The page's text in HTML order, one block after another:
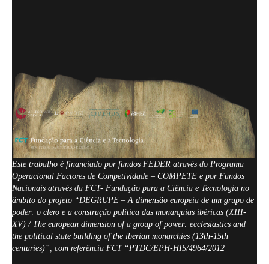
Este trabalho é financiado por fundos FEDER através do Programa
Operacional Factores de Competividade – COMPETE e por Fundos
Nacionais através da FCT- Fundação para a Ciência e Tecnologia no
âmbito do projeto “DEGRUPE – A dimensão europeia de um grupo de
poder: o clero e a construção política das monarquias ibéricas (XIII-
XV) / The european dimension of a group of power: ecclesiastics and
the political state building of the iberian monarchies (13th-15th
centuries)”, com referência FCT “PTDC/EPH-HIS/4964/2012